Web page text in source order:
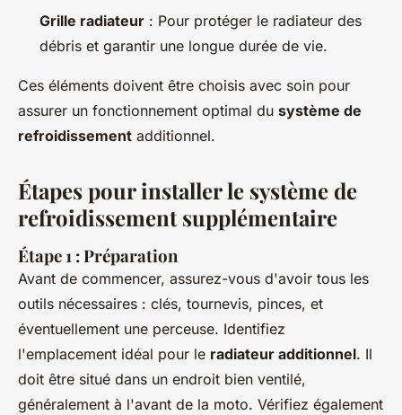
Grille radiateur : Pour protéger le radiateur des
débris et garantir une longue durée de vie.
Ces éléments doivent être choisis avec soin pour
assurer un fonctionnement optimal du système de
refroidissement additionnel.
Étapes pour installer le système de
refroidissement supplémentaire
Étape 1 : Préparation
Avant de commencer, assurez-vous d'avoir tous les
outils nécessaires : clés, tournevis, pinces, et
éventuellement une perceuse. Identifiez
l'emplacement idéal pour le radiateur additionnel. Il
doit être situé dans un endroit bien ventilé,
généralement à l'avant de la moto. Vérifiez également